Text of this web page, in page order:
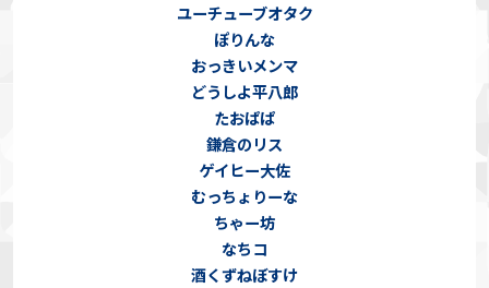
ユーチューブオタク
ぽりんな
おっきいメンマ
どうしよ平八郎
たおぱぱ
鎌倉のリス
ゲイヒー大佐
むっちょりーな
ちゃー坊
なちコ
酒くずねぼすけ